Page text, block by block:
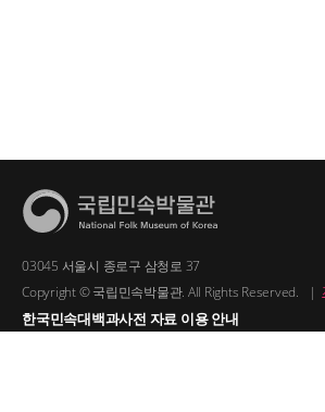
03045 서울시 종로구 삼청로 37
Copyright © 국립민속박물관. All Rights Reserved.
|
한국민속대백과사전 자료 이용 안내